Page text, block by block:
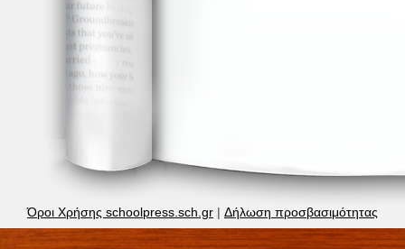
Όροι Χρήσης schoolpress.sch.gr | Δήλωση προσβασιμότητας